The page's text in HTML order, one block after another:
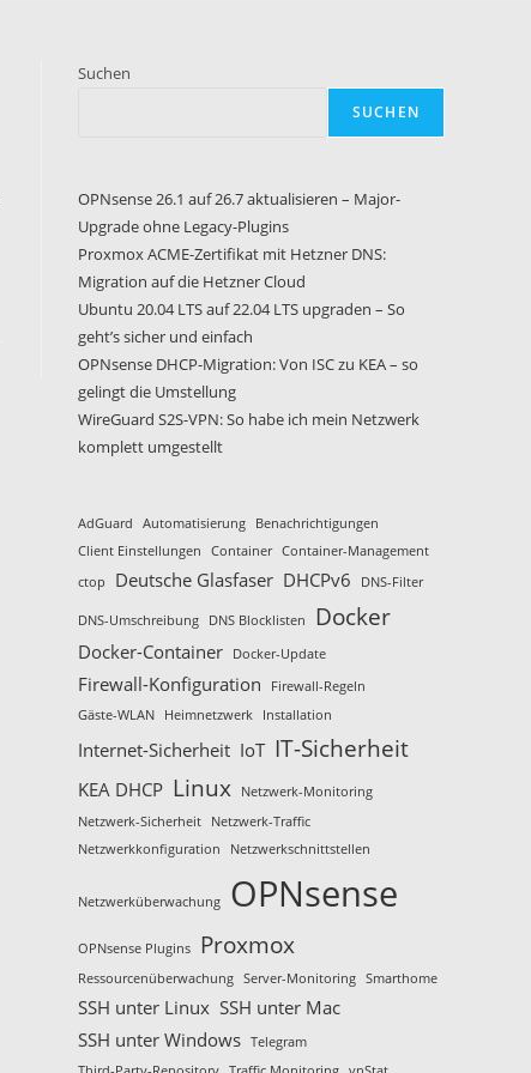
Suchen
SUCHEN
OPNsense 26.1 auf 26.7 aktualisieren – Major-
Upgrade ohne Legacy-Plugins
Proxmox ACME-Zertifikat mit Hetzner DNS:
Migration auf die Hetzner Cloud
Ubuntu 20.04 LTS auf 22.04 LTS upgraden – So
geht’s sicher und einfach
OPNsense DHCP-Migration: Von ISC zu KEA – so
gelingt die Umstellung
WireGuard S2S-VPN: So habe ich mein Netzwerk
komplett umgestellt
AdGuard Automatisierung
Benachrichtigungen
Client Einstellungen
Container Container-Management
ctop
Deutsche Glasfaser DHCPv6 DNS-Filter
DNS-Umschreibung DNS Blocklisten Docker
Docker-Container Docker-Update
Firewall-Konfiguration
Firewall-Regeln
Gäste-WLAN
Heimnetzwerk Installation
Internet-Sicherheit IoT IT-Sicherheit
KEA DHCP Linux
Netzwerk-Monitoring
Netzwerk-Sicherheit
Netzwerk-Traffic
Netzwerkkonfiguration
Netzwerkschnittstellen
Netzwerküberwachung OPNsense
OPNsense Plugins Proxmox
Ressourcenüberwachung Server-Monitoring Smarthome
SSH unter Linux SSH unter Mac
SSH unter Windows Telegram